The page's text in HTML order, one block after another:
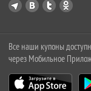
Все наши купоны
через Мобильное